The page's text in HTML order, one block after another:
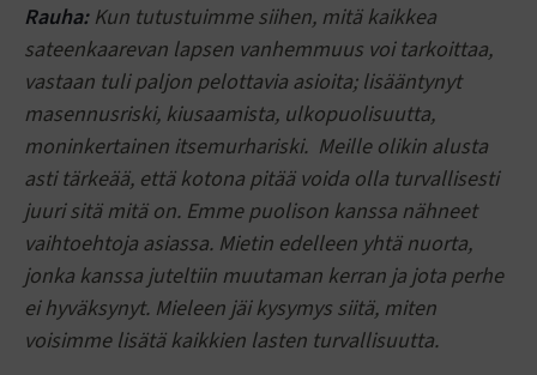
Rauha:Kun tutustuimme siihen, mitä kaikkea
sateenkaarevan lapsen vanhemmuus voi tarkoittaa,
vastaan tuli paljon pelottavia asioita; lisääntynyt
masennusriski, kiusaamista, ulkopuolisuutta,
moninkertainen itsemurhariski. Meille olikin alusta
asti tärkeää, että kotona pitää voida olla turvallisesti
juuri sitä mitä on. Emme puolison kanssa nähneet
vaihtoehtoja asiassa. Mietin edelleen yhtä nuorta,
jonka kanssa juteltiin muutaman kerran ja jota perhe
ei hyväksynyt. Mieleen jäi kysymys siitä, miten
voisimme lisätä kaikkien lasten turvallisuutta.